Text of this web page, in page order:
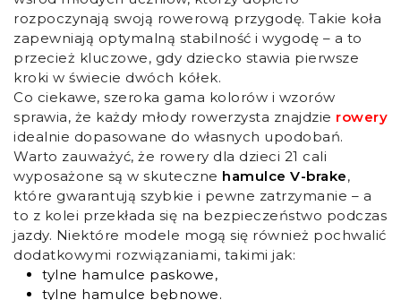
rozpoczynają swoją rowerową przygodę. Takie koła
zapewniają optymalną stabilność i wygodę – a to
przecież kluczowe, gdy dziecko stawia pierwsze
kroki w świecie dwóch kółek.
Co ciekawe, szeroka gama kolorów i wzorów
sprawia, że każdy młody rowerzysta znajdzie rowery
idealnie dopasowane do własnych upodobań.
Warto zauważyć, że rowery dla dzieci 21 cali
wyposażone są w skuteczne hamulce V-brake,
które gwarantują szybkie i pewne zatrzymanie – a
to z kolei przekłada się na bezpieczeństwo podczas
jazdy. Niektóre modele mogą się również pochwalić
dodatkowymi rozwiązaniami, takimi jak:
tylne hamulce paskowe,
tylne hamulce bębnowe.